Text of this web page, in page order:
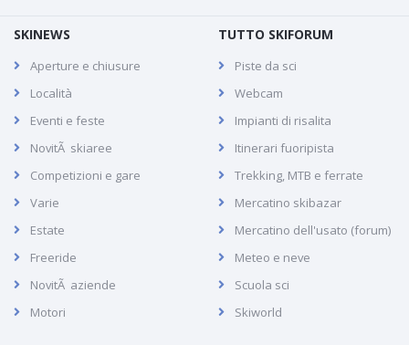
SKINEWS
Aperture e chiusure
Località
Eventi e feste
NovitÃ skiaree
Competizioni e gare
Varie
Estate
Freeride
NovitÃ aziende
Motori
TUTTO SKIFORUM
Piste da sci
Webcam
Impianti di risalita
Itinerari fuoripista
Trekking, MTB e ferrate
Mercatino skibazar
Mercatino dell'usato (forum)
Meteo e neve
Scuola sci
Skiworld